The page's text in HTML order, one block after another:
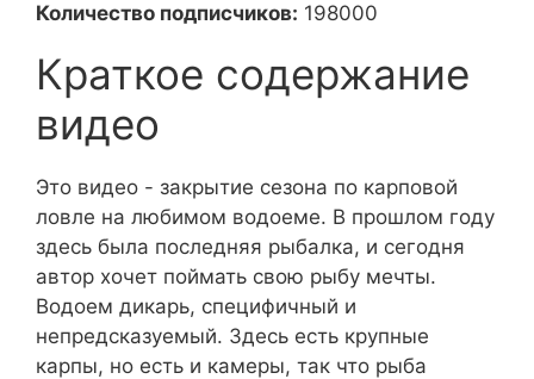
Количество подписчиков: 198000
Краткое содержание
видео
Это видео - закрытие сезона по карповой
ловле на любимом водоеме. В прошлом году
здесь была последняя рыбалка, и сегодня
автор хочет поймать свою рыбу мечты.
Водоем дикарь, специфичный и
непредсказуемый. Здесь есть крупные
карпы, но есть и камеры, так что рыба